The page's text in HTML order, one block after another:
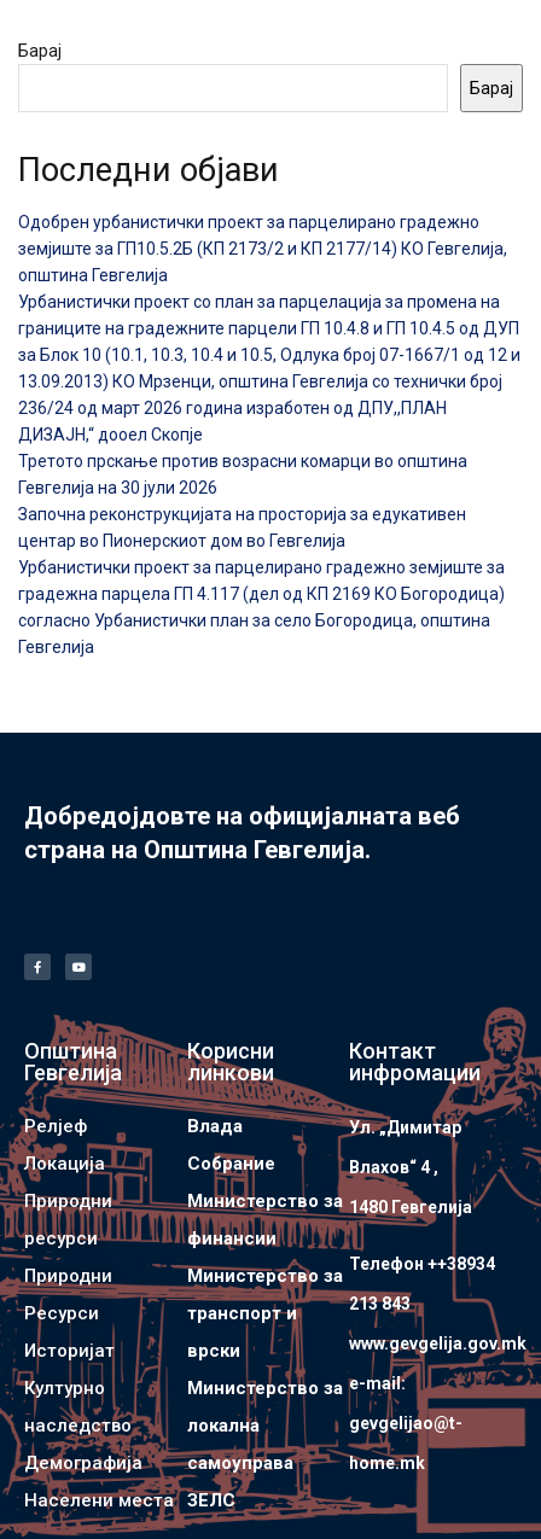
Барај
Барај
Последни објави
Одобрен урбанистички проект за парцелирано градежно
земјиште за ГП10.5.2Б (КП 2173/2 и КП 2177/14) КО Гевгелија,
општина Гевгелија
Урбанистички проект со план за парцелација за промена на
границите на градежните парцели ГП 10.4.8 и ГП 10.4.5 од ДУП
за Блок 10 (10.1, 10.3, 10.4 и 10.5, Одлука број 07-1667/1 од 12 и
13.09.2013) КО Мрзенци, општина Гевгелија со технички број
236/24 од март 2026 година изработен од ДПУ,,ПЛАН
ДИЗАЈН,“ дооел Скопје
Третото прскање против возрасни комарци во општина
Гевгелија на 30 јули 2026
Започна реконструкцијата на просторија за едукативен
центар во Пионерскиот дом во Гевгелија
Урбанистички проект за парцелирано градежно земјиште за
градежна парцела ГП 4.117 (дел од КП 2169 КО Богородица)
согласно Урбанистички план за село Богородица, општина
Гевгелија
Добредојдовте на официјалната веб
страна на Општина Гевгелија.
Општина
Гевгелија
Релјеф
Локација
Природни
ресурси
Природни
Ресурси
Историјат
Културно
наследство
Демографија
Населени места
Корисни
линкови
Влада
Собрание
Министерство за
финансии
Министерство за
транспорт и
врски
Министерство за
локална
самоуправа
ЗЕЛС
Контакт
инфромации
Ул. „Димитар
Влахов“ 4 ,
1480 Гевгелијa
Телефон ++38934
213 843
www.gevgelija.gov.mk
e-mail:
gevgelijao@t-
home.mk